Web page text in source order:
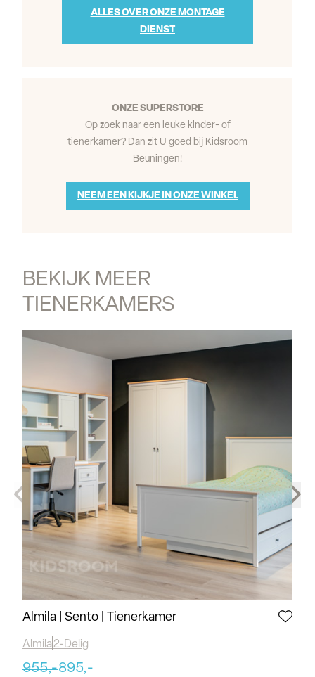
ALLES OVER ONZE MONTAGE
DIENST
ONZE SUPERSTORE
Op zoek naar een leuke kinder- of
tienerkamer? Dan zit U goed bij Kidsroom
Beuningen!
NEEM EEN KIJKJE IN ONZE WINKEL
BEKIJK MEER
TIENERKAMERS
Almila | Sento | Tienerkamer
Almila2-Delig
955,-895,-